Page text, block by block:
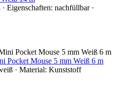
Eigenschaften: nachfüllbar ·
Pocket Mouse 5 mm Weiß 6 m
· Material: Kunststoff